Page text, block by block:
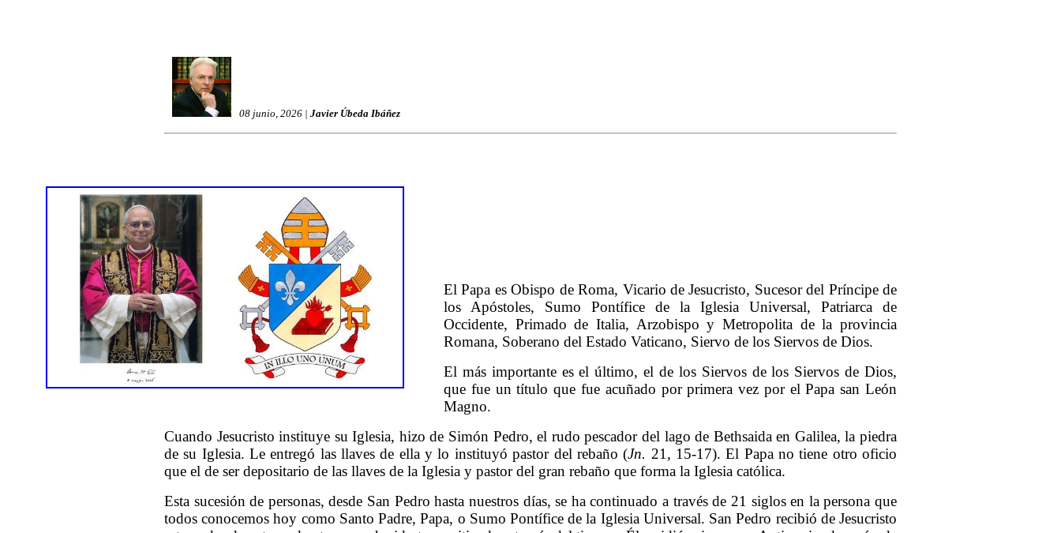
08 junio, 2026 | Javier Úbeda Ibáñez
El Papa es Obispo de Roma, Vicario de Jesucristo, Sucesor del Príncipe de
los Apóstoles, Sumo Pontífice de la Iglesia Universal, Patriarca de
Occidente, Primado de Italia, Arzobispo y Metropolita de la provincia
Romana, Soberano del Estado Vaticano, Siervo de los Siervos de Dios.
El más importante es el último, el de los Siervos de los Siervos de Dios,
que fue un título que fue acuñado por primera vez por el Papa san León
Magno.
Cuando Jesucristo instituye su Iglesia, hizo de Simón Pedro, el rudo pescador del lago de Bethsaida en Galilea, la piedra
de su Iglesia. Le entregó las llaves de ella y lo instituyó pastor del rebaño (Jn. 21, 15-17). El Papa no tiene otro oficio
que el de ser depositario de las llaves de la Iglesia y pastor del gran rebaño que forma la Iglesia católica.
Esta sucesión de personas, desde San Pedro hasta nuestros días, se ha continuado a través de 21 siglos en la persona que
todos conocemos hoy como Santo Padre, Papa, o Sumo Pontífice de la Iglesia Universal. San Pedro recibió de Jesucristo